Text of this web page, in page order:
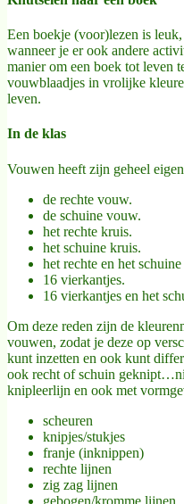
Een boekje (voor)lezen is
wanneer je er ook andere
manier om een boek tot leven
vouwblaadjes in vrolijke
leven.
In de klas
Vouwen heeft zijn geheel
de rechte vouw.
de schuine vouw.
het rechte kruis.
het schuine kruis.
het rechte en het
16 vierkantjes.
16 vierkantjes en het
Om deze reden zijn de
vouwen, zodat je deze op
kunt inzetten en ook kunt
ook recht of schuin
knipleerlijn en ook met
scheuren
knipjes/stukjes
franje (inknippen)
rechte lijnen
zig zag lijnen
gebogen/kromme lijnen